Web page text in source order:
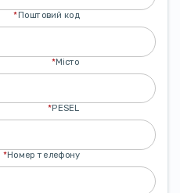
Поштовий код
*
Місто
*
PESEL
*
Номер телефону
*